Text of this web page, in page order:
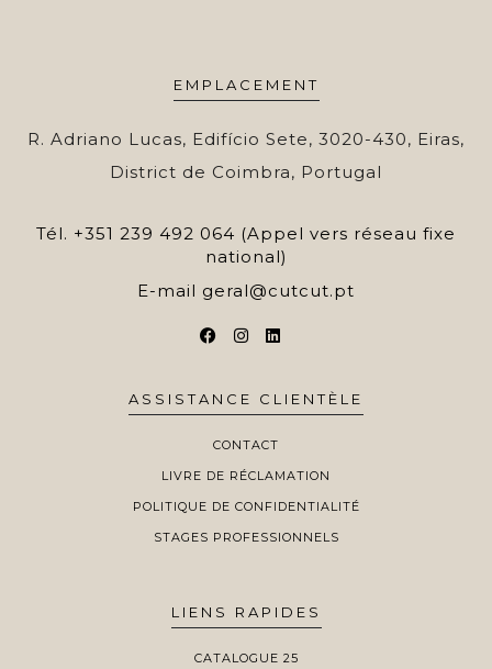
EMPLACEMENT
R. Adriano Lucas, Edifício Sete, 3020-430, Eiras,
District de Coimbra, Portugal
Tél. +351 239 492 064 (Appel vers réseau fixe
national)
E-mail geral@cutcut.pt
ASSISTANCE CLIENTÈLE
CONTACT
LIVRE DE RÉCLAMATION
POLITIQUE DE CONFIDENTIALITÉ
STAGES PROFESSIONNELS
LIENS RAPIDES
CATALOGUE 25